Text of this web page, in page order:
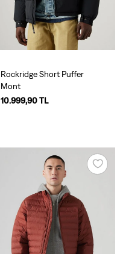
Rockridge Short Puffer
Mont
10.999,90 TL